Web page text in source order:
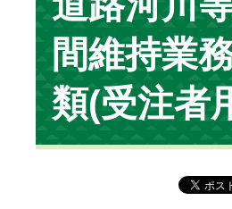
間維持業
類(受注者